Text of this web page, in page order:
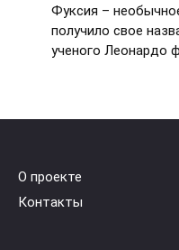
Фуксия –
получило свое
ученого Леонардо
О проекте
Контакты